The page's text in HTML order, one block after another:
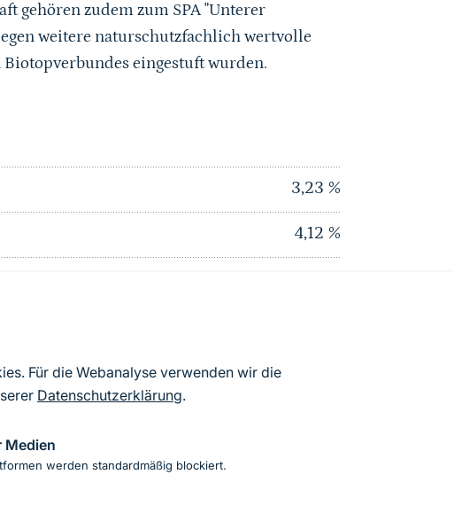
Für die Webanalyse verwenden wir die
Datenschutzerklärung.
Medien
werden standardmäßig blockiert.
gehören zudem zum SPA "Unterer
weitere naturschutzfachlich wertvolle
eingestuft wurden.
3,23 %
4,12 %